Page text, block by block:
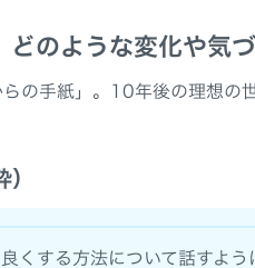
のような変化や気
の手紙」。10年後の理想の
くする方法について話すよ